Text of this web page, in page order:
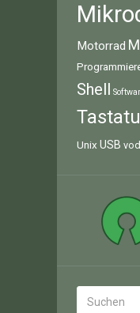
Motorrad
Shell
Unix USB